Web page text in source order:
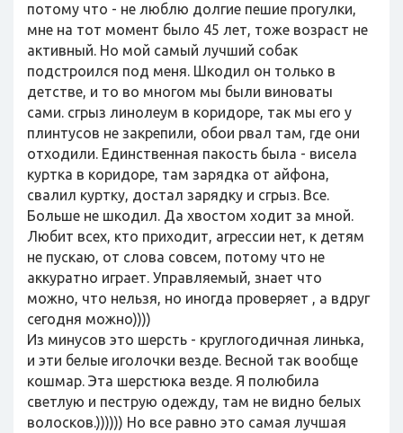
потому что - не люблю долгие пешие прогулки,
мне на тот момент было 45 лет, тоже возраст не
активный. Но мой самый лучший собак
подстроился под меня. Шкодил он только в
детстве, и то во многом мы были виноваты
сами. сгрыз линолеум в коридоре, так мы его у
плинтусов не закрепили, обои рвал там, где они
отходили. Единственная пакость была - висела
куртка в коридоре, там зарядка от айфона,
свалил куртку, достал зарядку и сгрыз. Все.
Больше не шкодил. Да хвостом ходит за мной.
Любит всех, кто приходит, агрессии нет, к детям
не пускаю, от слова совсем, потому что не
аккуратно играет. Управляемый, знает что
можно, что нельзя, но иногда проверяет , а вдруг
сегодня можно))))
Из минусов это шерсть - круглогодичная линька,
и эти белые иголочки везде. Весной так вообще
кошмар. Эта шерстюка везде. Я полюбила
светлую и пеструю одежду, там не видно белых
волосков.)))))) Но все равно это самая лучшая